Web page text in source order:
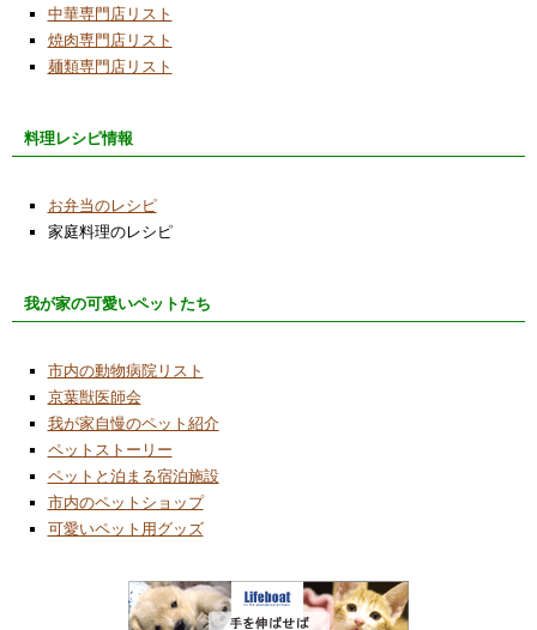
中華専門店リスト
焼肉専門店リスト
麺類専門店リスト
料理レシピ情報
お弁当のレシピ
家庭料理のレシピ
我が家の可愛いペットたち
市内の動物病院リスト
京葉獣医師会
我が家自慢のペット紹介
ペットストーリー
ペットと泊まる宿泊施設
市内のペットショップ
可愛いペット用グッズ